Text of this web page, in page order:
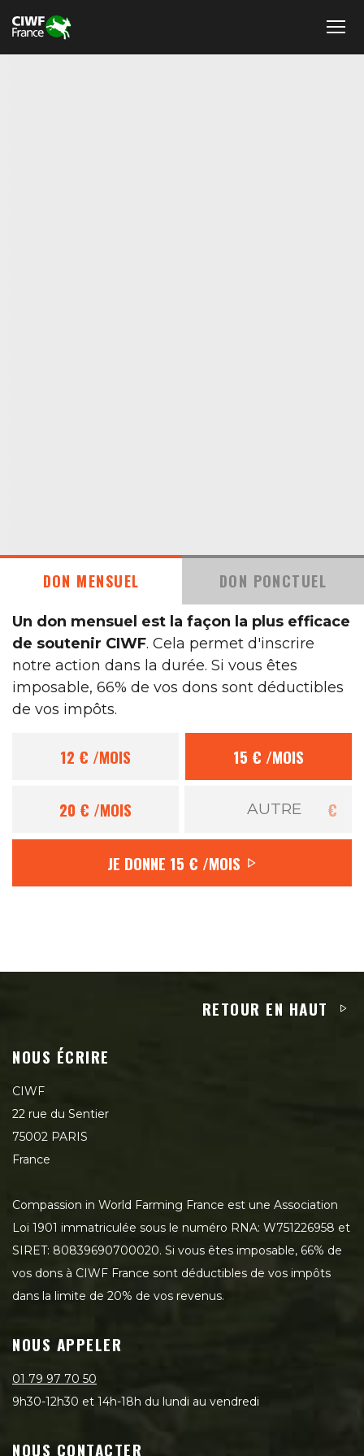
DON MENSUEL DON PONCTUEL
Un don mensuel est la façon la plus efficace
de soutenir CIWF. Cela permet d'inscrire
notre action dans la durée. Si vous êtes
imposable, 66% de vos dons sont déductibles
de vos impôts.
12 € /MOIS 15 € /MOIS
20 € /MOIS €
JE DONNE 15 € /MOIS
RETOUR EN HAUT
NOUS ÉCRIRE
CIWF
22 rue du Sentier
75002 PARIS
France
Compassion in World Farming France est une Association
Loi 1901 immatriculée sous le numéro RNA: W751226958 et
SIRET: 80839690700020. Si vous êtes imposable, 66% de
vos dons à CIWF France sont déductibles de vos impôts
dans la limite de 20% de vos revenus.
NOUS APPELER
01 79 97 70 50
9h30-12h30 et 14h-18h du lundi au vendredi
NOUS CONTACTER